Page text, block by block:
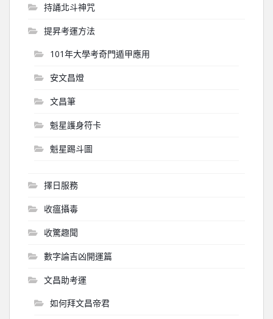
持誦北斗神咒
提昇考運方法
101年大學考奇門遁甲應用
安文昌燈
文昌筆
魁星護身符卡
魁星踢斗圖
擇日服務
收瘟攝毒
收驚趣聞
數字論吉凶開運篇
文昌助考運
如何拜文昌帝君